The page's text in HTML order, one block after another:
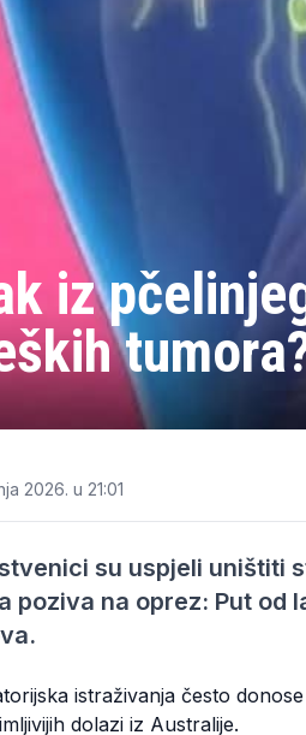
iz
2026. u 21:01
su uspjeli uništiti
poziva na oprez: Put od
istraživanja često
dolazi iz Australije.